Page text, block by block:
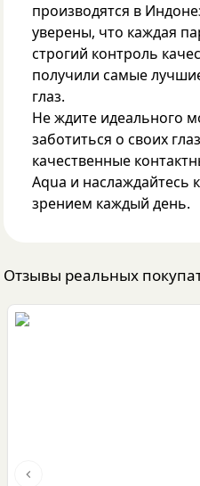
производятся в
уверены, что каждая
строгий контроль
получили самые
глаз.
Не ждите идеального
заботиться о своих
качественные
Aqua и
зрением каждый день.
Отзывы реальных
Previous slide